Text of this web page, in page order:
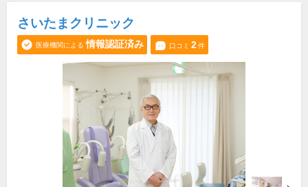
さいたまクリニック
医療機関による 情報認証済み 口コミ 2件